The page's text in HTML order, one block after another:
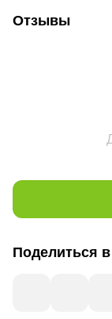
Отзывы
Поделиться